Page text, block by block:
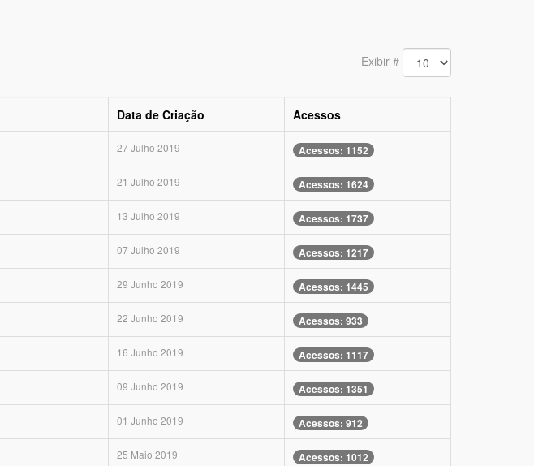
Exibir #
Data de Criação Acessos
27 Julho 2019 Acessos: 1152
21 Julho 2019 Acessos: 1624
13 Julho 2019 Acessos: 1737
07 Julho 2019 Acessos: 1217
29 Junho 2019 Acessos: 1445
22 Junho 2019 Acessos: 933
16 Junho 2019 Acessos: 1117
09 Junho 2019 Acessos: 1351
01 Junho 2019 Acessos: 912
25 Maio 2019 Acessos: 1012